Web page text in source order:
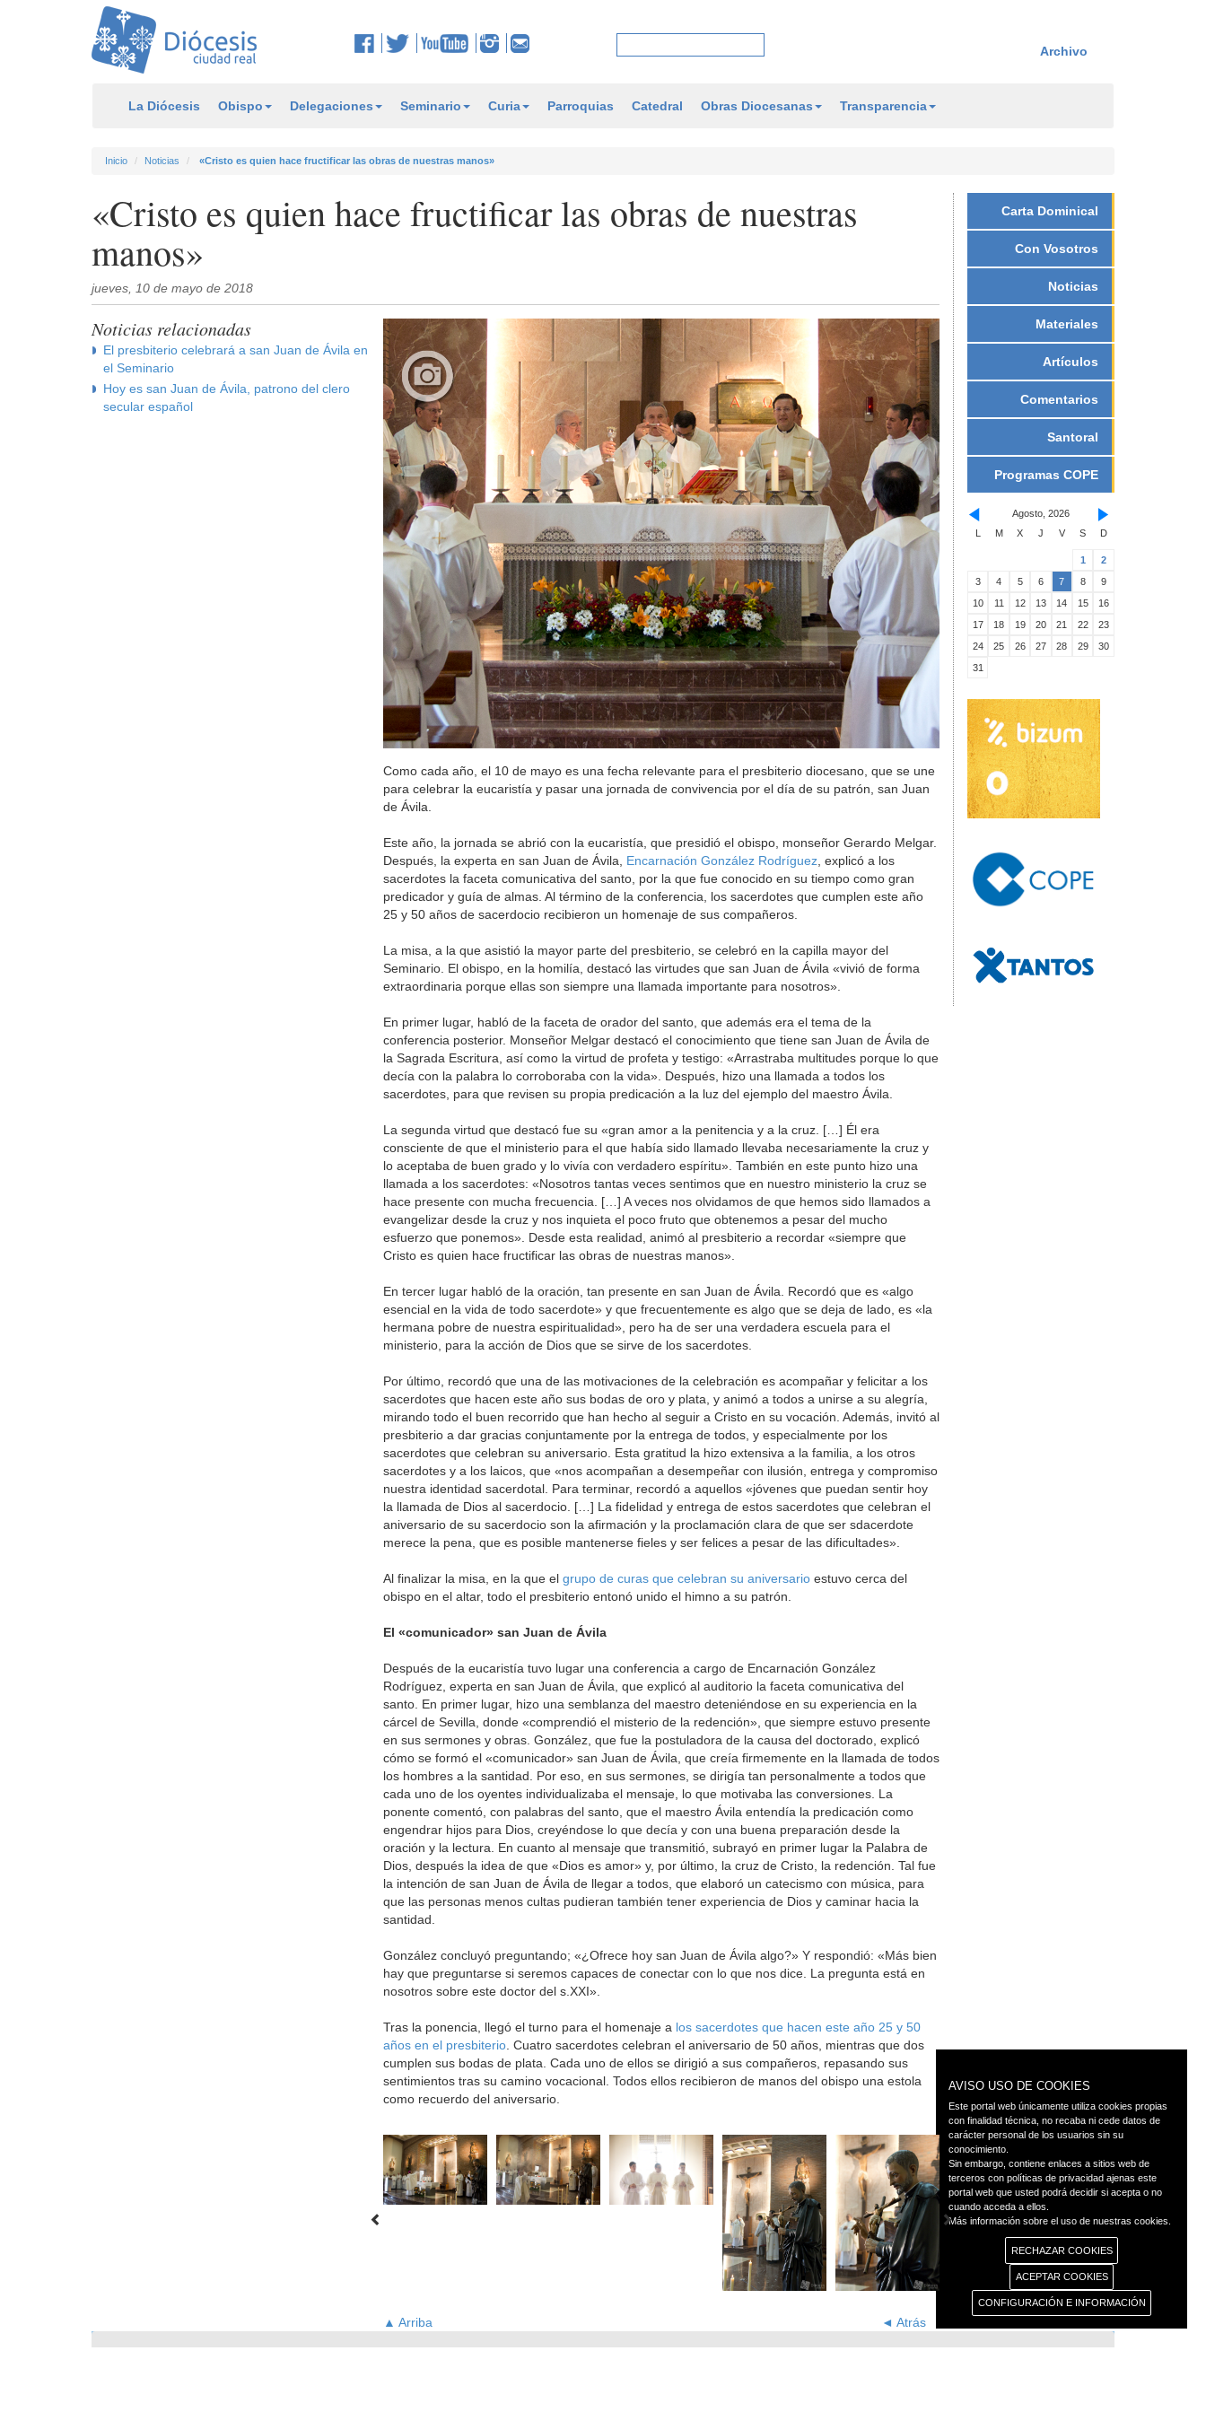
Archivo
La Diócesis Obispo Delegaciones Seminario Curia Parroquias Catedral Obras Diocesanas Transparencia
Inicio Noticias «Cristo es quien hace fructificar las obras de nuestras manos»
«Cristo es quien hace fructificar las obras de nuestras
manos»
jueves, 10 de mayo de 2018
Noticias relacionadas
El presbiterio celebrará a san Juan de Ávila en
el Seminario
Hoy es san Juan de Ávila, patrono del clero
secular español
Como cada año, el 10 de mayo es una fecha relevante para el presbiterio diocesano, que se une
para celebrar la eucaristía y pasar una jornada de convivencia por el día de su patrón, san Juan
de Ávila.
Este año, la jornada se abrió con la eucaristía, que presidió el obispo, monseñor Gerardo Melgar.
Después, la experta en san Juan de Ávila, Encarnación González Rodríguez, explicó a los
sacerdotes la faceta comunicativa del santo, por la que fue conocido en su tiempo como gran
predicador y guía de almas. Al término de la conferencia, los sacerdotes que cumplen este año
25 y 50 años de sacerdocio recibieron un homenaje de sus compañeros.
La misa, a la que asistió la mayor parte del presbiterio, se celebró en la capilla mayor del
Seminario. El obispo, en la homilía, destacó las virtudes que san Juan de Ávila «vivió de forma
extraordinaria porque ellas son siempre una llamada importante para nosotros».
En primer lugar, habló de la faceta de orador del santo, que además era el tema de la
conferencia posterior. Monseñor Melgar destacó el conocimiento que tiene san Juan de Ávila de
la Sagrada Escritura, así como la virtud de profeta y testigo: «Arrastraba multitudes porque lo que
decía con la palabra lo corroboraba con la vida». Después, hizo una llamada a todos los
sacerdotes, para que revisen su propia predicación a la luz del ejemplo del maestro Ávila.
La segunda virtud que destacó fue su «gran amor a la penitencia y a la cruz. […] Él era
consciente de que el ministerio para el que había sido llamado llevaba necesariamente la cruz y
lo aceptaba de buen grado y lo vivía con verdadero espíritu». También en este punto hizo una
llamada a los sacerdotes: «Nosotros tantas veces sentimos que en nuestro ministerio la cruz se
hace presente con mucha frecuencia. […] A veces nos olvidamos de que hemos sido llamados a
evangelizar desde la cruz y nos inquieta el poco fruto que obtenemos a pesar del mucho
esfuerzo que ponemos». Desde esta realidad, animó al presbiterio a recordar «siempre que
Cristo es quien hace fructificar las obras de nuestras manos».
En tercer lugar habló de la oración, tan presente en san Juan de Ávila. Recordó que es «algo
esencial en la vida de todo sacerdote» y que frecuentemente es algo que se deja de lado, es «la
hermana pobre de nuestra espiritualidad», pero ha de ser una verdadera escuela para el
ministerio, para la acción de Dios que se sirve de los sacerdotes.
Por último, recordó que una de las motivaciones de la celebración es acompañar y felicitar a los
sacerdotes que hacen este año sus bodas de oro y plata, y animó a todos a unirse a su alegría,
mirando todo el buen recorrido que han hecho al seguir a Cristo en su vocación. Además, invitó al
presbiterio a dar gracias conjuntamente por la entrega de todos, y especialmente por los
sacerdotes que celebran su aniversario. Esta gratitud la hizo extensiva a la familia, a los otros
sacerdotes y a los laicos, que «nos acompañan a desempeñar con ilusión, entrega y compromiso
nuestra identidad sacerdotal. Para terminar, recordó a aquellos «jóvenes que puedan sentir hoy
la llamada de Dios al sacerdocio. […] La fidelidad y entrega de estos sacerdotes que celebran el
aniversario de su sacerdocio son la afirmación y la proclamación clara de que ser sdacerdote
merece la pena, que es posible mantenerse fieles y ser felices a pesar de las dificultades».
Al finalizar la misa, en la que el grupo de curas que celebran su aniversarioestuvo cerca del
obispo en el altar, todo el presbiterio entonó unido el himno a su patrón.
El «comunicador» san Juan de Ávila
Después de la eucaristía tuvo lugar una conferencia a cargo de Encarnación González
Rodríguez, experta en san Juan de Ávila, que explicó al auditorio la faceta comunicativa del
santo. En primer lugar, hizo una semblanza del maestro deteniéndose en su experiencia en la
cárcel de Sevilla, donde «comprendió el misterio de la redención», que siempre estuvo presente
en sus sermones y obras. González, que fue la postuladora de la causa del doctorado, explicó
cómo se formó el «comunicador» san Juan de Ávila, que creía firmemente en la llamada de todos
los hombres a la santidad. Por eso, en sus sermones, se dirigía tan personalmente a todos que
cada uno de los oyentes individualizaba el mensaje, lo que motivaba las conversiones. La
ponente comentó, con palabras del santo, que el maestro Ávila entendía la predicación como
engendrar hijos para Dios, creyéndose lo que decía y con una buena preparación desde la
oración y la lectura. En cuanto al mensaje que transmitió, subrayó en primer lugar la Palabra de
Dios, después la idea de que «Dios es amor» y, por último, la cruz de Cristo, la redención. Tal fue
la intención de san Juan de Ávila de llegar a todos, que elaboró un catecismo con música, para
que las personas menos cultas pudieran también tener experiencia de Dios y caminar hacia la
santidad.
González concluyó preguntando; «¿Ofrece hoy san Juan de Ávila algo?» Y respondió: «Más bien
hay que preguntarse si seremos capaces de conectar con lo que nos dice. La pregunta está en
nosotros sobre este doctor del s.XXI».
Tras la ponencia, llegó el turno para el homenaje a los sacerdotes que hacen este año 25 y 50
años en el presbiterio. Cuatro sacerdotes celebran el aniversario de 50 años, mientras que dos
cumplen sus bodas de plata. Cada uno de ellos se dirigió a sus compañeros, repasando sus
sentimientos tras su camino vocacional. Todos ellos recibieron de manos del obispo una estola
como recuerdo del aniversario.
▲ Arriba ◄ Atrás
Carta Dominical
Con Vosotros
Noticias
Materiales
Artículos
Comentarios
Santoral
Programas COPE
Agosto, 2026
L
M X J V S D
1
2
3
4 5 6 7 8
9
10
11 12 13 14 15
16
17
18 19 20 21 22
23
24
25 26 27 28 29
30
31
AVISO USO DE COOKIES
Este portal web únicamente utiliza cookies propias
con finalidad técnica, no recaba ni cede datos de
carácter personal de los usuarios sin su
conocimiento.
Sin embargo, contiene enlaces a sitios web de
terceros con políticas de privacidad ajenas este
portal web que usted podrá decidir si acepta o no
cuando acceda a ellos.
Más información sobre el uso de nuestras cookies.
RECHAZAR COOKIES
ACEPTAR COOKIES
CONFIGURACIÓN E INFORMACIÓN